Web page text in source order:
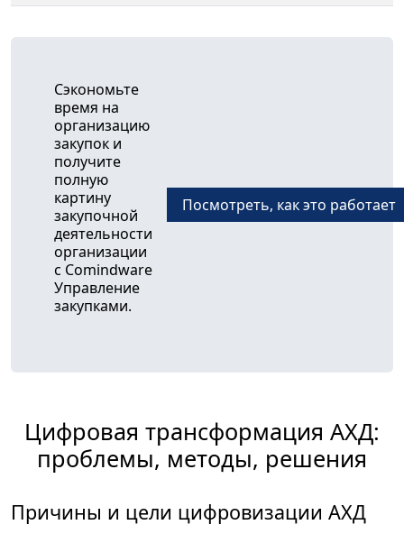
Сэкономьте
время на
организацию
закупок и
получите
полную
картину
закупочной
деятельности
организации
с Comindware
Управление
закупками.
Посмотреть, как это работает
Цифровая трансформация АХД:
проблемы, методы, решения
Причины и цели цифровизации АХД